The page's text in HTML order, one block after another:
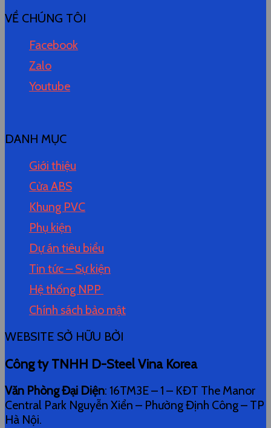
VỀ CHÚNG TÔI
Facebook
Zalo
Youtube
DANH MỤC
Giới thiệu
Cửa ABS
Khung PVC
Phụ kiện
Dự án tiêu biểu
Tin tức – Sự kiện
Hệ thống NPP
Chính sách bảo mật
WEBSITE SỞ HỮU BỞI
Công ty TNHH D-Steel Vina Korea
Văn Phòng Đại Diện: 16TM3E – 1 – KĐT The Manor
Central Park Nguyễn Xiển – Phường Định Công – TP
Hà Nội.